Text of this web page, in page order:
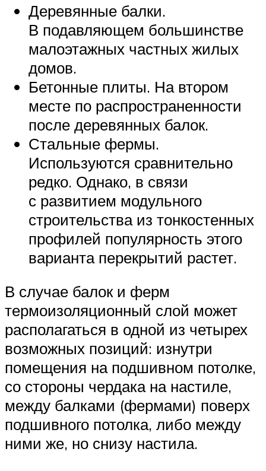
Деревянные балки.
В подавляющем большинстве
малоэтажных частных жилых
домов.
Бетонные плиты. На втором
месте по распространенности
после деревянных балок.
Стальные фермы.
Используются сравнительно
редко. Однако, в связи
с развитием модульного
строительства из тонкостенных
профилей популярность этого
варианта перекрытий растет.
В случае балок и ферм
термоизоляционный слой может
располагаться в одной из четырех
возможных позиций: изнутри
помещения на подшивном потолке,
со стороны чердака на настиле,
между балками (фермами) поверх
подшивного потолка, либо между
ними же, но снизу настила.